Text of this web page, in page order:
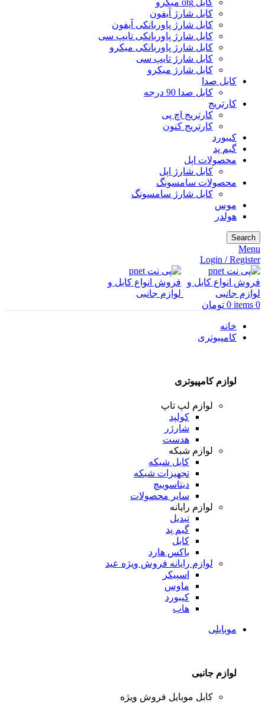
کابل otg میکرو
کابل شارژ آیفون
کابل شارژ پاوربانکی آیفون
کابل شارژ پاوربانکی تایپ سی
کابل شارژ پاوربانکی میکرو
کابل شارژ تایپ سی
کابل شارژ میکرو
کابل صدا
کابل صدا 90 درجه
کارتریج
کارتریج اچ پی
کارتریج کنون
کیبورد
گیم پد
محصولات اپل
کابل شارژ اپل
محصولات سامسونگ
کابل شارژ سامسونگ
موس
هولدر
Search
Menu
Login / Register
0
items
0 تومان
خانه
کامپیوتری
لوازم کامپیوتری
لوازم لپ تاپ
کولپد
شارژر
هدست
لوازم شبکه
کابل شبکه
تجهیزات شبکه
دیتاسوییچ
سایر محصولات
لوازم رایانه
تبدیل
گیم پد
کابل
باکس هارد
لوازم رایانه فروش ویژه عید
اسپیکر
ماوس
کیبورد
هاب
موبایلی
لوازم جانبی
کابل موبایل فروش ویژه